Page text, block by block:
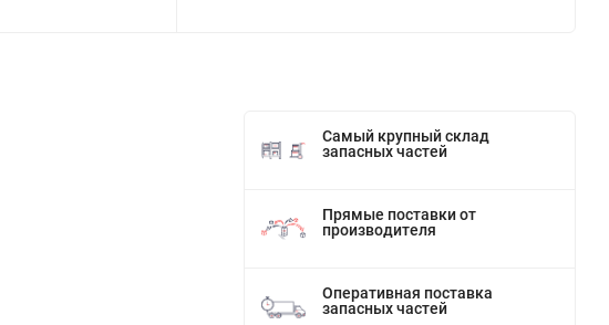
Самый крупный склад
запасных частей
Прямые поставки от
производителя
Оперативная поставка
запасных частей